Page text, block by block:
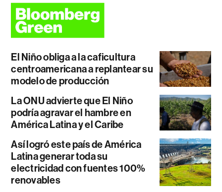
El Niño obliga a la caficultura
centroamericana a replantear su
modelo de producción
La ONU advierte que El Niño
podría agravar el hambre en
América Latina y el Caribe
Así logró este país de América
Latina generar toda su
electricidad con fuentes 100%
renovables